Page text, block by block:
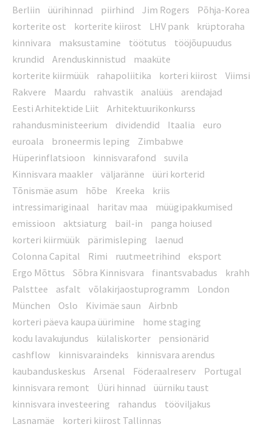
Berliin
üürihinnad piirhind Jim Rogers
Põhja-Korea
korterite ost
korterite kiirost LHV pank
krüptoraha
kinnivara
maksustamine töötutus
tööjõupuudus
krundid
Arenduskinnistud
maaküte
korterite kiirmüük
rahapoliitika korteri kiirost
Viimsi
Rakvere
Maardu rahvastik analüüs
arendajad
Eesti Arhitektide Liit
Arhitektuurikonkurss
rahandusministeerium
dividendid Itaalia
euro
euroala
broneermis leping
Zimbabwe
Hüperinflatsioon
kinnisvarafond
suvila
Kinnisvara maakler
väljaränne
üüri korterid
Tõnismäe asum
hõbe Kreeka
kriis
intressimariginaal
haritav maa
müügipakkumised
emissioon
aktsiaturg bail-in
panga hoiused
korteri kiirmüük
pärimisleping
laenud
Colonna Capital
Rimi ruutmeetrihind
eksport
Ergo Mõttus
Sõbra Kinnisvara finantsvabadus
krahh
Palsttee
asfalt võlakirjaostuprogramm
London
München
Oslo Kivimäe saun
Airbnb
korteri päeva kaupa üürimine
home staging
kodu lavakujundus
külaliskorter
pensionärid
cashflow
kinnisvaraindeks
kinnisvara arendus
kaubanduskeskus
Arsenal Föderaalreserv
Portugal
kinnisvara remont
Üüri hinnad
üürniku taust
kinnisvara investeering
rahandus
tööviljakus
Lasnamäe
korteri kiirost Tallinnas